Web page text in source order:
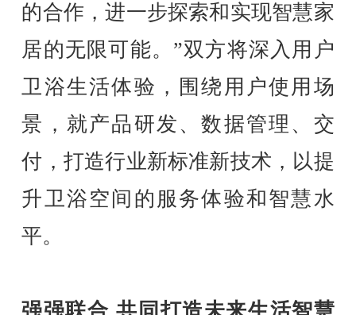
的合作，进一步探索和实现智慧家
居的无限可能。”双方将深入用户
卫浴生活体验，围绕用户使用场
景，就产品研发、数据管理、交
付，打造行业新标准新技术，以提
升卫浴空间的服务体验和智慧水
平。